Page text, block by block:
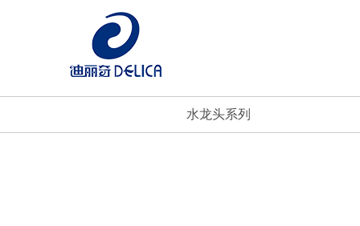
水龙头系列